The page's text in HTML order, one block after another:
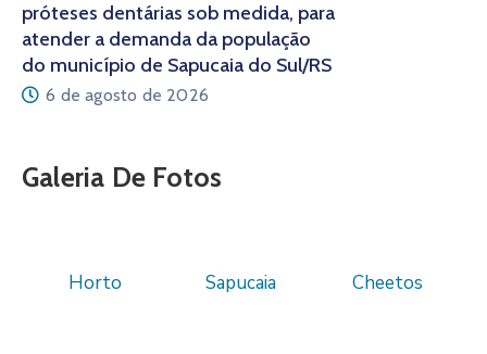
próteses dentárias sob medida, para
atender a demanda da população
do município de Sapucaia do Sul/RS
6 de agosto de 2026
Galeria De Fotos
Horto Sapucaia Cheetos